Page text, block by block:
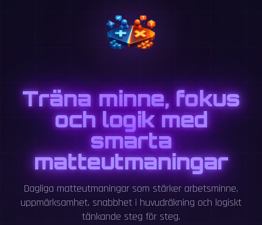
Träna minne, fokus
och logik med
smarta
matteutmaningar
Dagliga matteutmaningar som stärker arbetsminne,
uppmärksamhet, snabbhet i huvudräkning och logiskt
tänkande steg för steg.